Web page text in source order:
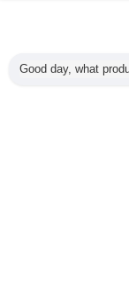
Good day, what